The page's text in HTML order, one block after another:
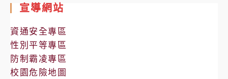
公
告
宣導網站
資通安全專區
性別平等專區
防制霸凌專區
校園危險地圖